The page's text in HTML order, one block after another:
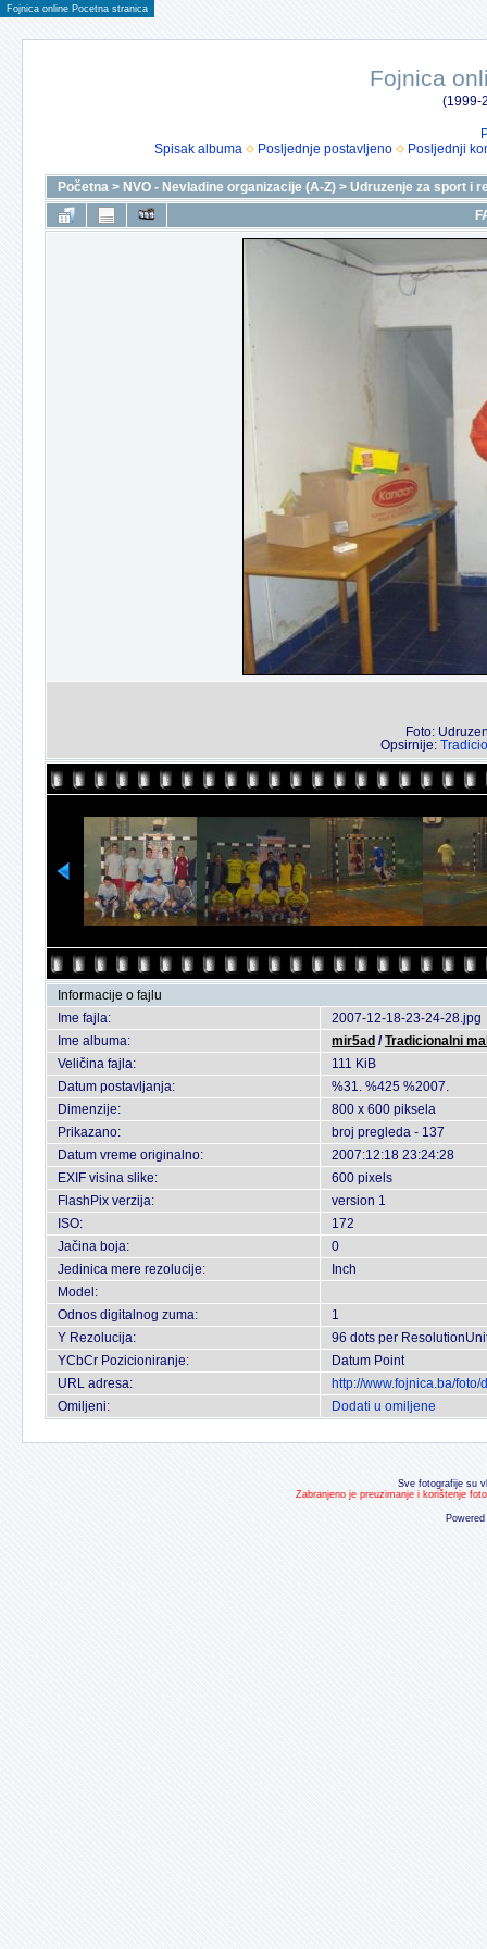
Fojnica online Pocetna stranica
Fojnica
(1999-
Spisak albuma
Posljednje postavljeno Posljednji
Početna > NVO - Nevladine organizacije (A-Z) > Udruzenje za sport i
Foto:
Opsirnije:
Informacije o fajlu
Ime fajla:
2007-12-18-23-24-28.jpg
Ime albuma:
mir5ad /Tradicionalni
Veličina fajla:
111 KiB
Datum postavljanja:
%31. %425 %2007.
Dimenzije:
800 x 600 piksela
Prikazano:
broj pregleda - 137
Datum vreme originalno:
2007:12:18 23:24:28
EXIF visina slike:
600 pixels
FlashPix verzija:
version 1
ISO:
172
Jačina boja:
0
Jedinica mere rezolucije:
Inch
Model:
Odnos digitalnog zuma:
1
Y Rezolucija:
96 dots per
YCbCr Pozicioniranje:
Datum Point
URL adresa:
http://www.fojnica.ba/
Omiljeni:
Dodati u omiljene
Sve fotografije su
Zabranjeno je preuzimanje i korištenje